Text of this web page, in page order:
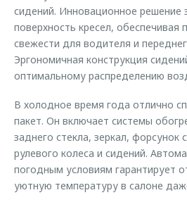
сидений. Инновационное
поверхность кресел,
свежести для водителя и
Эргономичная конструкция
оптимальному распределению
В холодное время года отлично
пакет. Он включает системы
заднего стекла, зеркал, форсунок
рулевого колеса и сидений.
погодным условиям гарантирует
уютную температуру в салоне